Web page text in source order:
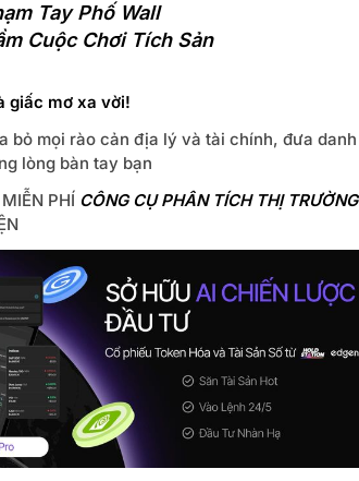
Tay Phố Wall
Cuộc Chơi Tích Sản
giấc mơ xa vời!
bỏ mọi rào cản địa lý và tài chính, đưa danh
lòng bàn tay bạn
PHÍ CÔNG CỤ PHÂN TÍCH THỊ TRƯỜNG